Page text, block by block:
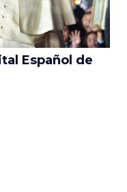
Español de